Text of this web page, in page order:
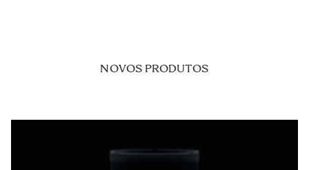
NOVOS PRODUTOS